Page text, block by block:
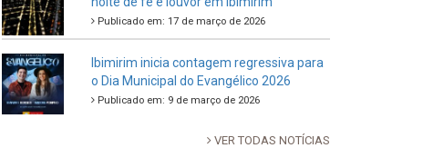
Publicado em: 17 de março de 2026
Ibimirim inicia contagem regressiva para
o Dia Municipal do Evangélico 2026
Publicado em: 9 de março de 2026
VER TODAS NOTÍCIAS